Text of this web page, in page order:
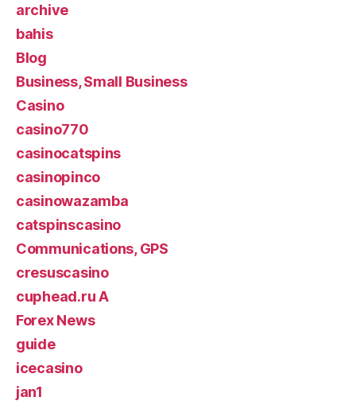
archive
bahis
Blog
Business, Small Business
Casino
casino770
casinocatspins
casinopinco
casinowazamba
catspinscasino
Communications, GPS
cresuscasino
cuphead.ru A
Forex News
guide
icecasino
jan1